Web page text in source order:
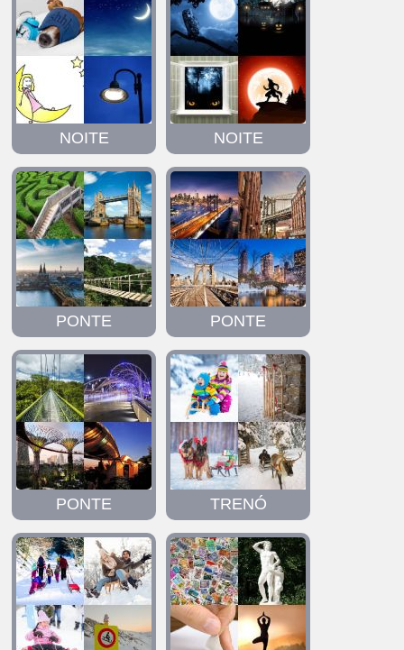
NOITE NOITE
PONTE PONTE
PONTE TRENÓ